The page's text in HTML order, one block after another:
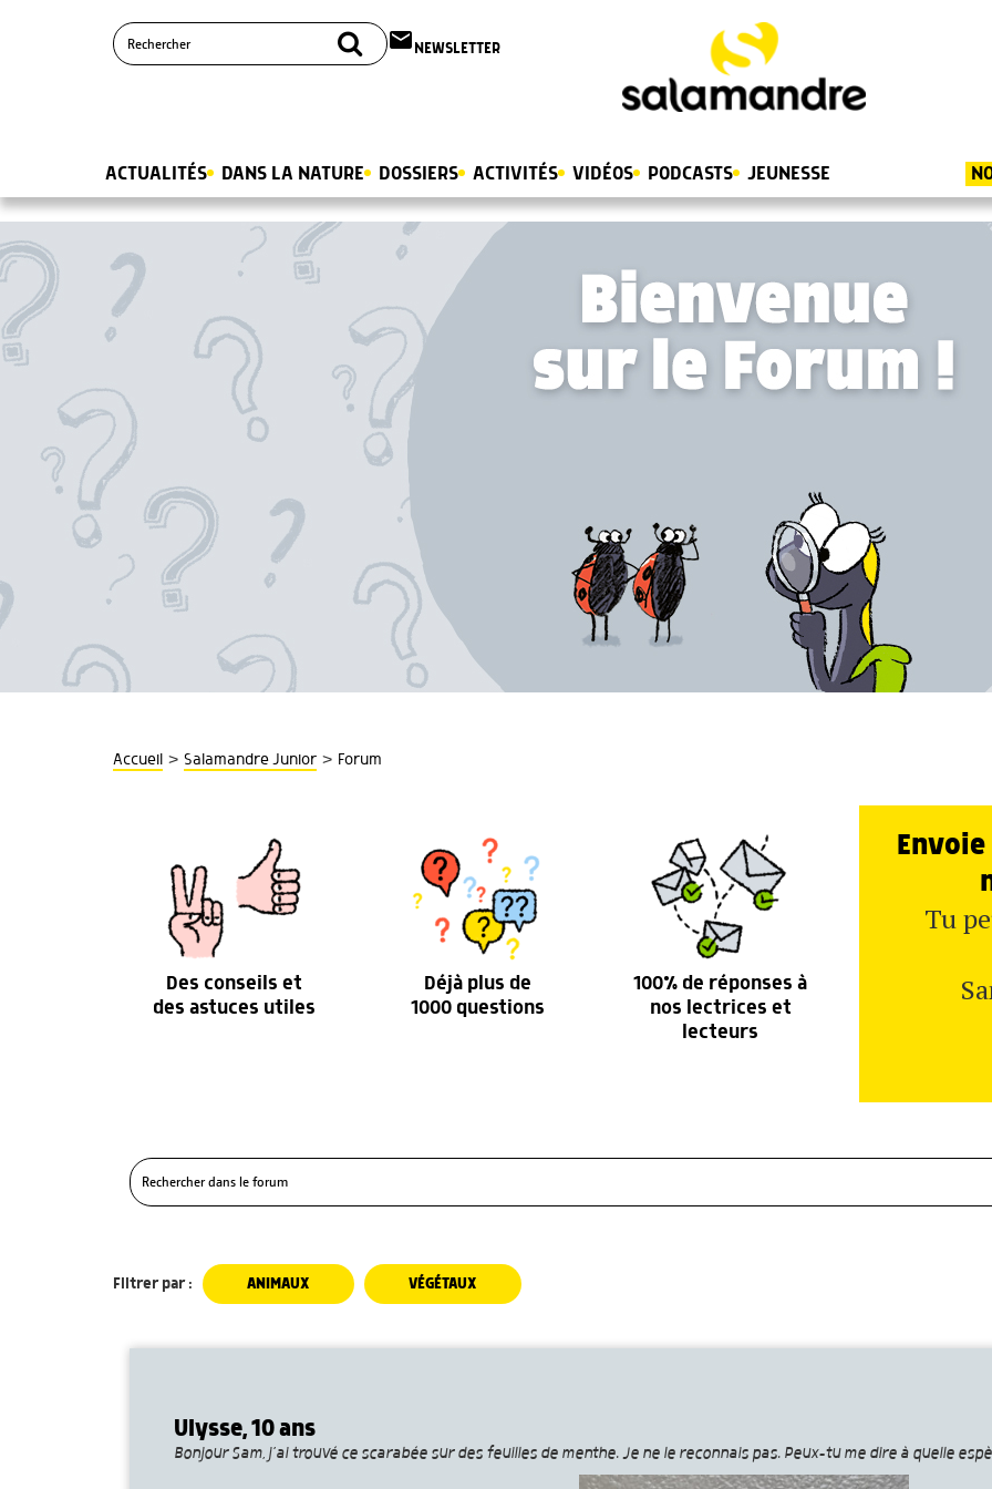
email NEWSLETTER
ACTUALITÉS DANS LA NATURE DOSSIERS ACTIVITÉS VIDÉOS PODCASTS JEUNESSE
Accueil > Salamandre Junior > Forum
Des conseils et
des astuces utiles
Déjà plus de
1000 questions
100% de réponses à
nos lectrices et
lecteurs
Tu
Filtrer par : ANIMAUX VÉGÉTAUX
Ulysse, 10 ans
Bonjour Sam, j’ai trouvé ce scarabée sur des feuilles de menthe. Je ne le reconnais pas. Peux-tu me dire à quelle